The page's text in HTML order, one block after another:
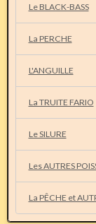
Le BLACK-BASS
La PERCHE
L'ANGUILLE
La TRUITE FARIO
Le SILURE
Les AUTRES
La PÊCHE et